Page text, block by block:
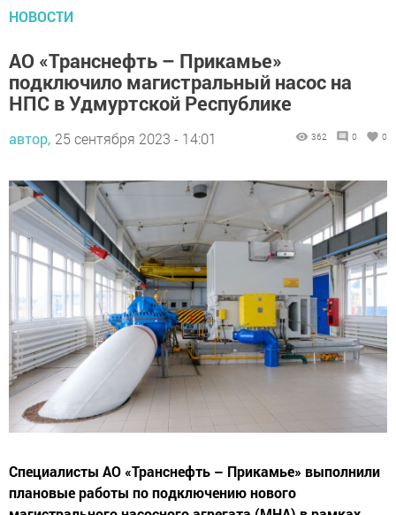
НОВОСТИ
АО «Транснефть – Прикамье»
подключило магистральный насос на
НПС в Удмуртской Республике
автор, 25 сентября 2023 - 14:01
Специалисты АО «Транснефть – Прикамье» выполнили
плановые работы по подключению нового
магистрального насосного агрегата (МНА) в рамках